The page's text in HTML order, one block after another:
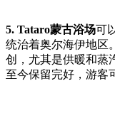
5. Tataro蒙古浴场可
统治着奥尔海伊地区
创，尤其是供暖和蒸
至今保留完好，游客